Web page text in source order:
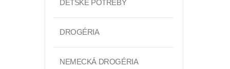
DETSKÉ POTREBY
DROGÉRIA
NEMECKÁ DROGÉRIA